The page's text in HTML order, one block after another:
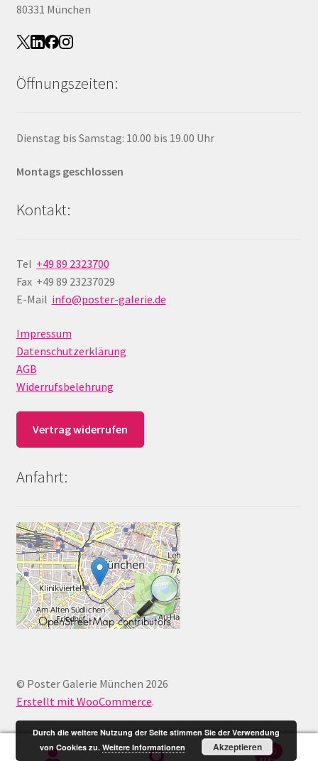
80331 München
Öffnungszeiten:
Dienstag bis Samstag: 10.00 bis 19.00 Uhr
Montags geschlossen
Kontakt:
Tel +49 89 2323700
Fax +49 89 23237029
E-Mail info@poster-galerie.de
Impressum
Datenschutzerklärung
AGB
Widerrufsbelehrung
Vertrag widerrufen
Anfahrt:
© Poster Galerie München 2026
Erstellt mit WooCommerce.
0
Durch die weitere Nutzung der Seite stimmen Sie der Verwendung
von Cookies zu.Weitere Informationen Akzeptieren